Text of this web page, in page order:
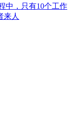
中，只有10个工作
来人